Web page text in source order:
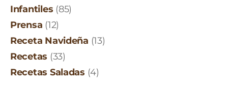
Infantiles (85)
Prensa (12)
Receta Navideña (13)
Recetas (33)
Recetas Saladas (4)